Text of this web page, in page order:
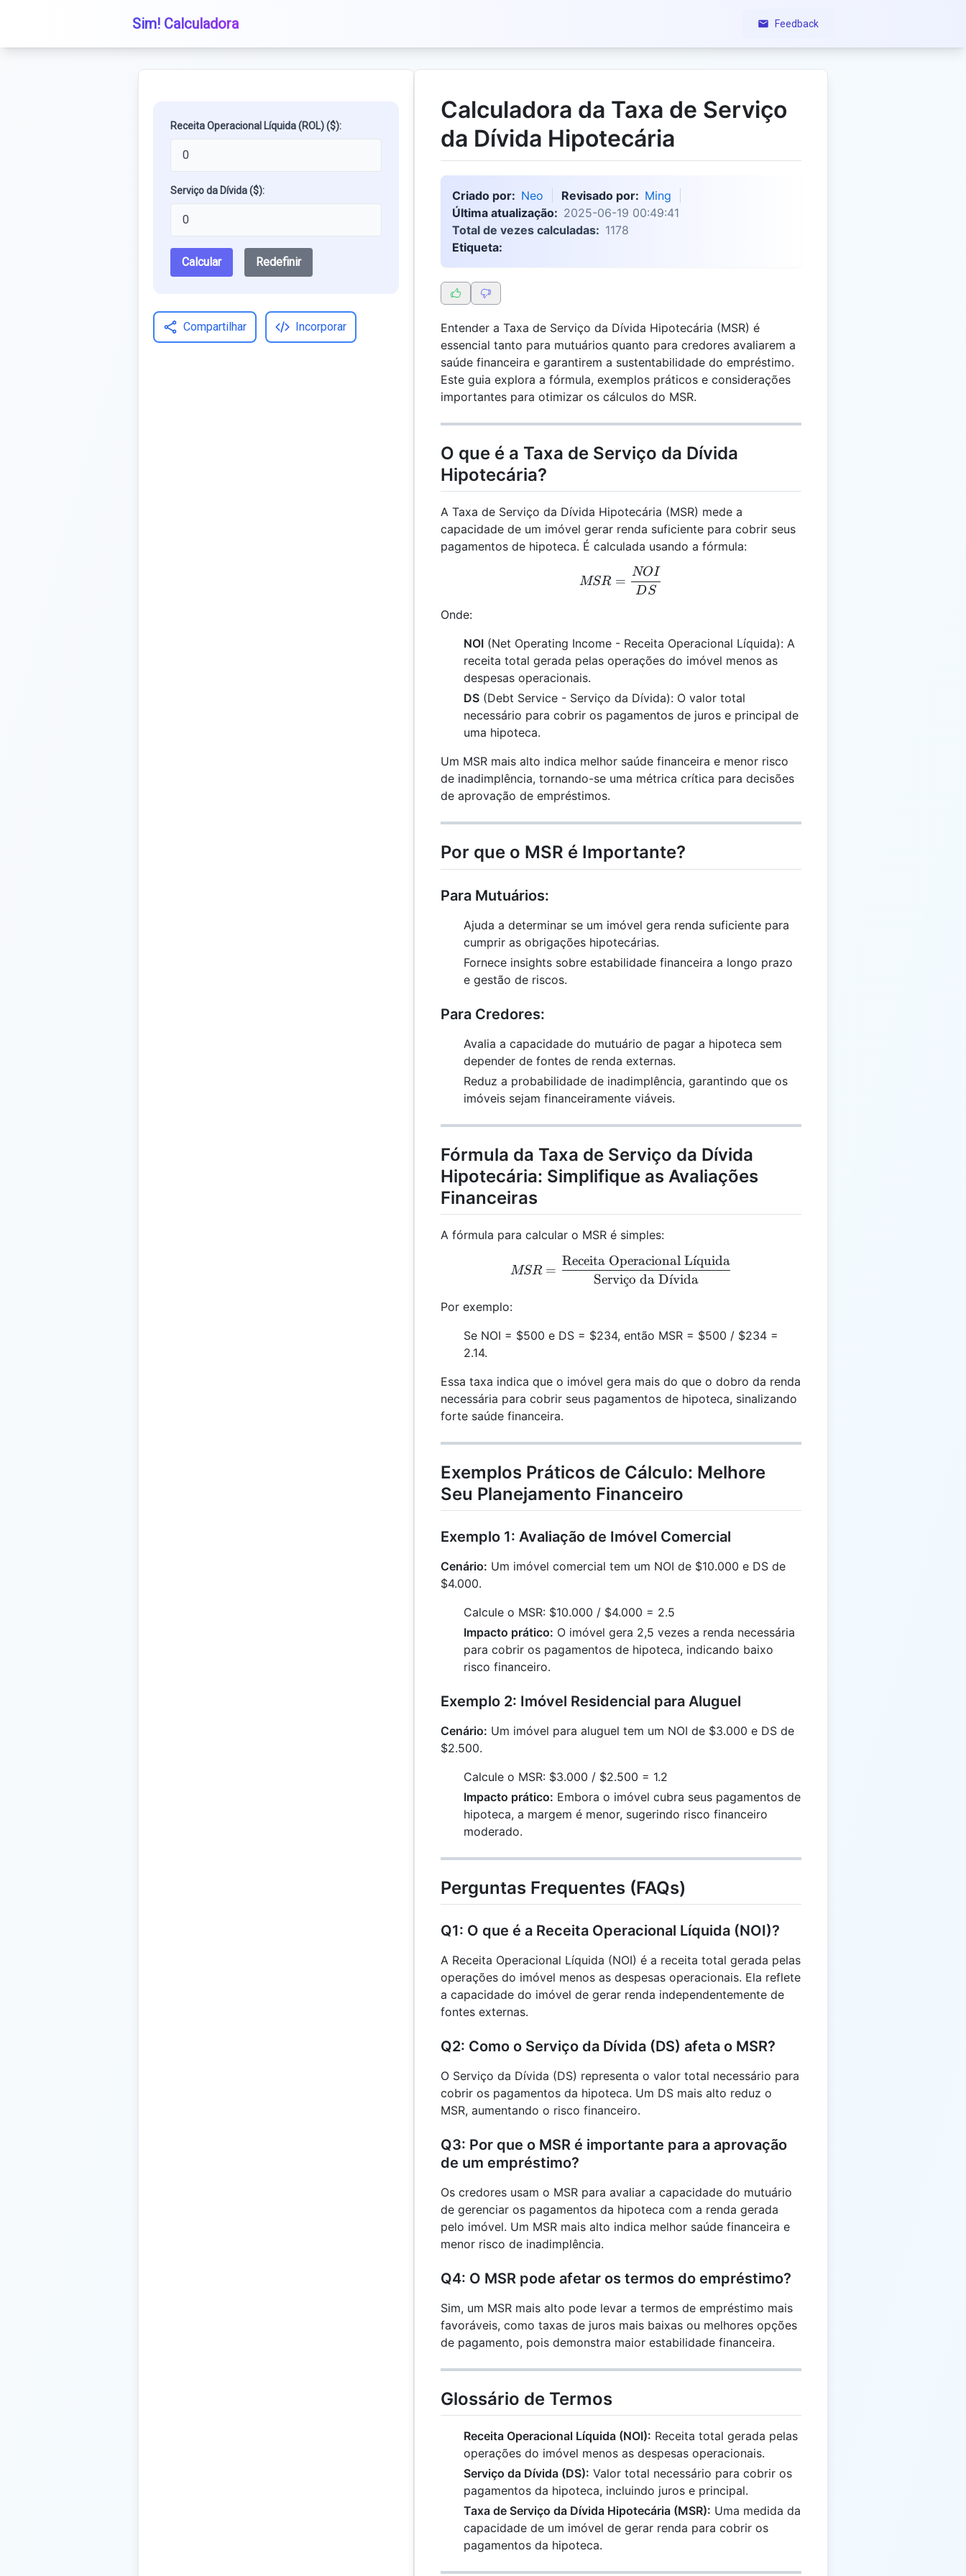
Sim! Calculadora Feedback
Receita Operacional Líquida (ROL) ($):
Serviço da Dívida ($):
Calcular Redefinir
Compartilhar Incorporar
Calculadora da Taxa de Serviço
da Dívida Hipotecária
Criado por: Neo Revisado por: Ming
Última atualização: 2025-06-19 00:49:41
Total de vezes calculadas: 1178
Etiqueta:
Entender a Taxa de Serviço da Dívida Hipotecária (MSR) é
essencial tanto para mutuários quanto para credores avaliarem a
saúde financeira e garantirem a sustentabilidade do empréstimo.
Este guia explora a fórmula, exemplos práticos e considerações
importantes para otimizar os cálculos do MSR.
O que é a Taxa de Serviço da Dívida
Hipotecária?
A Taxa de Serviço da Dívida Hipotecária (MSR) mede a
capacidade de um imóvel gerar renda suficiente para cobrir seus
pagamentos de hipoteca. É calculada usando a fórmula:
MSR = \frac{NOI}{DS}
MSR =
DS
NOI
Onde:
NOI (Net Operating Income - Receita Operacional Líquida): A
receita total gerada pelas operações do imóvel menos as
despesas operacionais.
DS (Debt Service - Serviço da Dívida): O valor total
necessário para cobrir os pagamentos de juros e principal de
uma hipoteca.
Um MSR mais alto indica melhor saúde financeira e menor risco
de inadimplência, tornando-se uma métrica crítica para decisões
de aprovação de empréstimos.
Por que o MSR é Importante?
Para Mutuários:
Ajuda a determinar se um imóvel gera renda suficiente para
cumprir as obrigações hipotecárias.
Fornece insights sobre estabilidade financeira a longo prazo
e gestão de riscos.
Para Credores:
Avalia a capacidade do mutuário de pagar a hipoteca sem
depender de fontes de renda externas.
Reduz a probabilidade de inadimplência, garantindo que os
imóveis sejam financeiramente viáveis.
Fórmula da Taxa de Serviço da Dívida
Hipotecária: Simplifique as Avaliações
Financeiras
A fórmula para calcular o MSR é simples:
MSR = \frac{\text{Receita Operacional
MSR =
Servic
¸o da Dı
ˊvida
Receita Operacional Lı
ˊquida
Por exemplo:
Se NOI = $500 e DS = $234, então MSR = $500 / $234 =
2.14.
Essa taxa indica que o imóvel gera mais do que o dobro da renda
necessária para cobrir seus pagamentos de hipoteca, sinalizando
forte saúde financeira.
Exemplos Práticos de Cálculo: Melhore
Seu Planejamento Financeiro
Exemplo 1: Avaliação de Imóvel Comercial
Cenário: Um imóvel comercial tem um NOI de $10.000 e DS de
$4.000.
Calcule o MSR: $10.000 / $4.000 = 2.5
Impacto prático: O imóvel gera 2,5 vezes a renda necessária
para cobrir os pagamentos de hipoteca, indicando baixo
risco financeiro.
Exemplo 2: Imóvel Residencial para Aluguel
Cenário: Um imóvel para aluguel tem um NOI de $3.000 e DS de
$2.500.
Calcule o MSR: $3.000 / $2.500 = 1.2
Impacto prático: Embora o imóvel cubra seus pagamentos de
hipoteca, a margem é menor, sugerindo risco financeiro
moderado.
Perguntas Frequentes (FAQs)
Q1: O que é a Receita Operacional Líquida (NOI)?
A Receita Operacional Líquida (NOI) é a receita total gerada pelas
operações do imóvel menos as despesas operacionais. Ela reflete
a capacidade do imóvel de gerar renda independentemente de
fontes externas.
Q2: Como o Serviço da Dívida (DS) afeta o MSR?
O Serviço da Dívida (DS) representa o valor total necessário para
cobrir os pagamentos da hipoteca. Um DS mais alto reduz o
MSR, aumentando o risco financeiro.
Q3: Por que o MSR é importante para a aprovação
de um empréstimo?
Os credores usam o MSR para avaliar a capacidade do mutuário
de gerenciar os pagamentos da hipoteca com a renda gerada
pelo imóvel. Um MSR mais alto indica melhor saúde financeira e
menor risco de inadimplência.
Q4: O MSR pode afetar os termos do empréstimo?
Sim, um MSR mais alto pode levar a termos de empréstimo mais
favoráveis, como taxas de juros mais baixas ou melhores opções
de pagamento, pois demonstra maior estabilidade financeira.
Glossário de Termos
Receita Operacional Líquida (NOI): Receita total gerada pelas
operações do imóvel menos as despesas operacionais.
Serviço da Dívida (DS): Valor total necessário para cobrir os
pagamentos da hipoteca, incluindo juros e principal.
Taxa de Serviço da Dívida Hipotecária (MSR): Uma medida da
capacidade de um imóvel de gerar renda para cobrir os
pagamentos da hipoteca.